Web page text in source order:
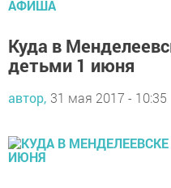
АФИША
Куда в
детьми 1 июня
автор, 31 мая 2017 - 10:35